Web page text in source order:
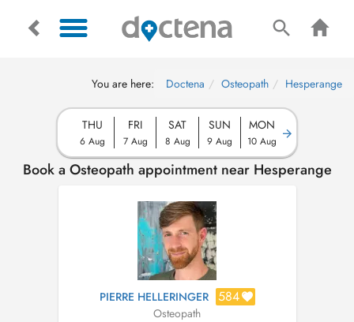
You are here: Doctena Osteopath Hesperange
THU
6 Aug
FRI
7 Aug
SAT
8 Aug
SUN
9 Aug
MON
10 Aug
Book a Osteopath appointment near Hesperange
PIERRE HELLERINGER 584
Osteopath